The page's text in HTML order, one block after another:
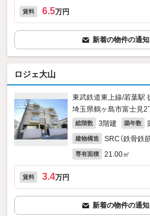
賃料 6.5万円
新着の物件の通
ロジェ大山
東武鉄道東上線/若葉駅
埼玉県鶴ヶ島市富士見2
総階数 3階建 築年数
建物構造 SRC（鉄骨鉄
専有面積 21.00㎡
賃料 3.4万円
新着の物件の通